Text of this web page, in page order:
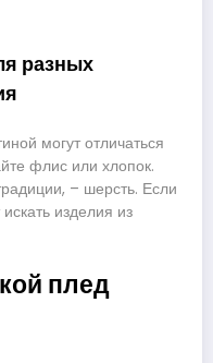
разных
могут отличаться
флис или хлопок.
– шерсть. Если
изделия из
плед